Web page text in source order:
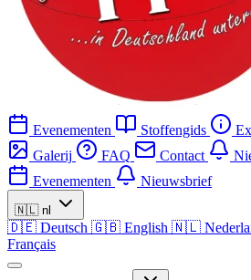
Evenementen Stoffengids
Galerij
FAQ Contact
Evenementen
Nieuwsbrief
🇳🇱 nl
🇩🇪 Deutsch 🇬🇧 English 🇳🇱
Français